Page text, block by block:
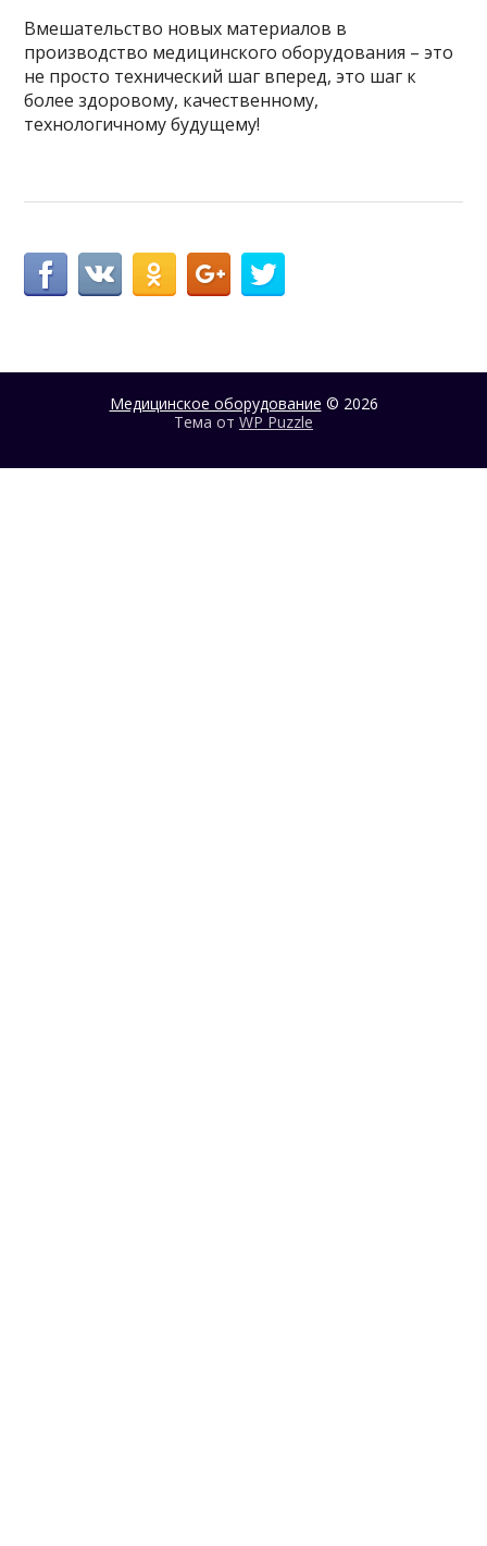
Вмешательство новых материалов в
производство медицинского оборудования – это
не просто технический шаг вперед, это шаг к
более здоровому, качественному,
технологичному будущему!
Медицинское оборудование © 2026
Тема от WP Puzzle